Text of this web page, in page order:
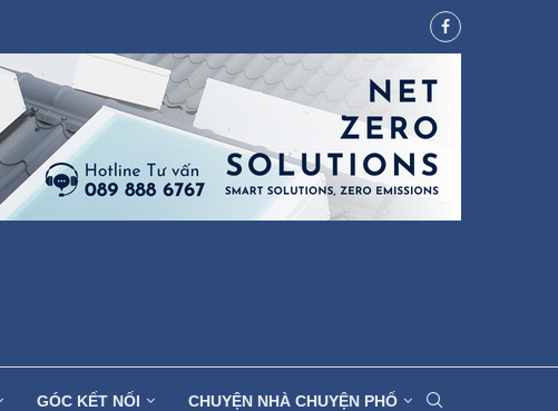
GÓC KẾT NỐI CHUYỆN NHÀ CHUYỆN PHỐ